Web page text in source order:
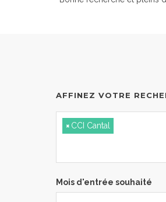
AFFINEZ VOTRE
× CCI Cantal
Mois d'entrée souhaité